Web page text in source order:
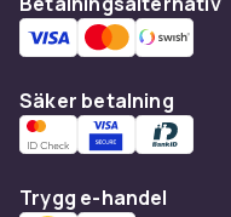
Säker betalning
Trygg e-handel